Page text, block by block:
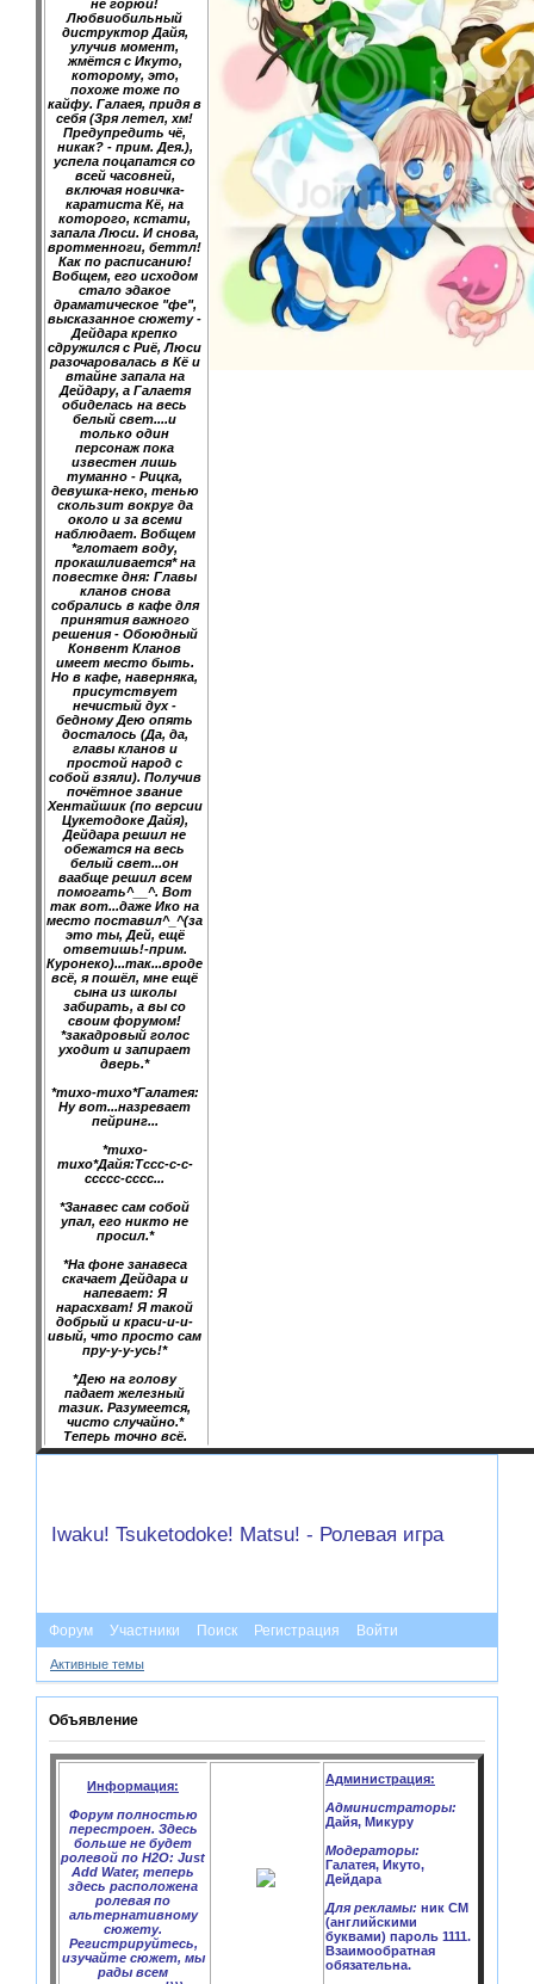
не горюй!
Любвиобильный
диструктор Дайя,
улучив момент,
жмётся с Икуто,
которому, это,
похоже тоже по
кайфу. Галаея, придя в
себя (Зря летел, хм!
Предупредить чё,
никак? - прим. Дея.),
успела поцапатся со
всей часовней,
включая новичка-
каратиста Кё, на
которого, кстати,
запала Люси. И снова,
вротменноги, беттл!
Как по расписанию!
Вобщем, его исходом
стало эдакое
драматическое "фе",
высказанное сюжету -
Дейдара крепко
сдружился с Риё, Люси
разочаровалась в Кё и
втайне запала на
Дейдару, а Галаетя
обиделась на весь
белый свет....и
только один
персонаж пока
известен лишь
туманно - Рицка,
девушка-неко, тенью
скользит вокруг да
около и за всеми
наблюдает. Вобщем
*глотает воду,
прокашливается* на
повестке дня: Главы
кланов снова
собрались в кафе для
принятия важного
решения - Обоюдный
Конвент Кланов
имеет место быть.
Но в кафе, наверняка,
присутствует
нечистый дух -
бедному Дею опять
досталось (Да, да,
главы кланов и
простой народ с
собой взяли). Получив
почётное звание
Хентайшик (по версии
Цукетодоке Дайя),
Дейдара решил не
обежатся на весь
белый свет...он
ваабще решил всем
помогать^__^. Вот
так вот...даже Ико на
место поставил^_^(за
это ты, Дей, ещё
ответишь!-прим.
Куронеко)...так...вроде
всё, я пошёл, мне ещё
сына из школы
забирать, а вы со
своим форумом!
*закадровый голос
уходит и запирает
дверь.*
*тихо-тихо*Галатея:
Ну вот...назревает
пейринг...
*тихо-
тихо*Дайя:Тссс-с-с-
ссссс-сссс...
*Занавес сам собой
упал, его никто не
просил.*
*На фоне занавеса
скачает Дейдара и
напевает: Я
нарасхват! Я такой
добрый и краси-и-и-
ивый, что просто сам
пру-у-у-усь!*
*Дею на голову
падает железный
тазик. Разумеется,
чисто случайно.*
Теперь точно всё.
Iwaku! Tsuketodoke! Matsu! - Ролевая игра
Форум Участники Поиск Регистрация Войти
Активные темы
Объявление
Информация:
Форум полностью
перестроен. Здесь
больше не будет
ролевой по H2O: Just
Add Water, теперь
здесь расположена
ролевая по
альтернативному
сюжету.
Регистрируйтесь,
изучайте сюжет, мы
рады всем
Администрация:
Администраторы:
Дайя, Микуру
Модераторы:
Галатея, Икуто,
Дейдара
Для рекламы: ник CM
(английскими
буквами) пароль 1111.
Взаимообратная
обязательна.